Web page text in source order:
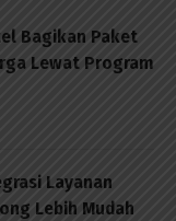
Bagikan Paket
Lewat Program
Layanan
Lebih Mudah